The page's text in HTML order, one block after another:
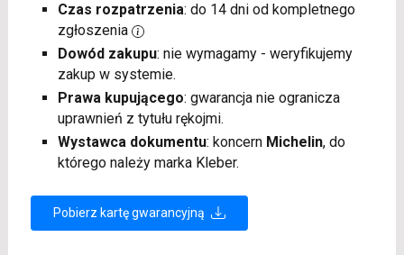
Czas rozpatrzenia: do 14 dni od kompletnego
zgłoszenia
Dowód zakupu: nie wymagamy - weryfikujemy
zakup w systemie.
Prawa kupującego: gwarancja nie ogranicza
uprawnień z tytułu rękojmi.
Wystawca dokumentu: koncern Michelin, do
którego należy marka Kleber.
Pobierz kartę gwarancyjną